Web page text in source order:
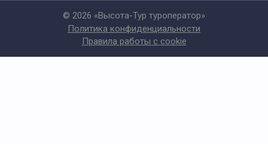
© 2026 «Высота-Тур туроператор»
Политика конфиденциальности
Правила работы с cookie